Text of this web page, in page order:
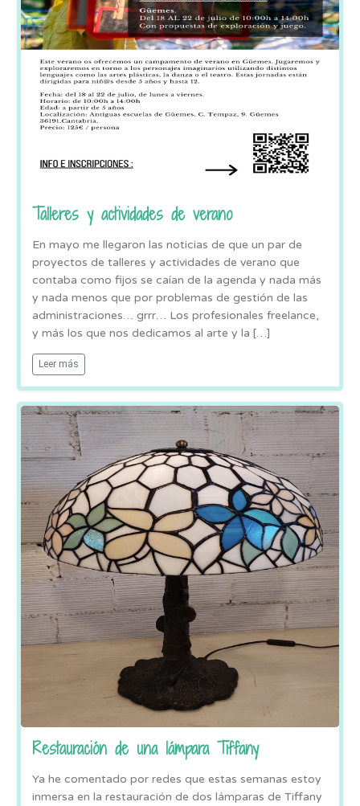
Talleres y actividades de verano
En mayo me llegaron las noticias de que un par de
proyectos de talleres y actividades de verano que
contaba como fijos se caían de la agenda y nada más
y nada menos que por problemas de gestión de las
administraciones… grrr… Los profesionales freelance,
y más los que nos dedicamos al arte y la […]
Leer más
Restauración de una lámpara Tiffany
Ya he comentado por redes que estas semanas estoy
inmersa en la restauración de dos lámparas de Tiffany